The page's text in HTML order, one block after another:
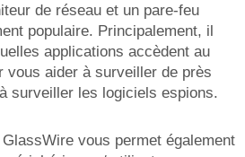
de réseau et un pare-feu
populaire. Principalement, il
applications accèdent au
vous aider à surveiller de près
surveiller les logiciels espions.
vous permet également